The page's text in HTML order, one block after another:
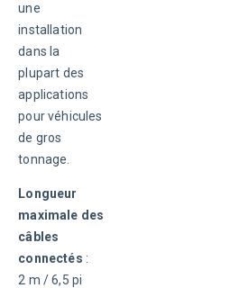
une
installation
dans la
plupart des
applications
pour véhicules
de gros
tonnage.
Longueur
maximale des
câbles
connectés :
2 m / 6,5 pi